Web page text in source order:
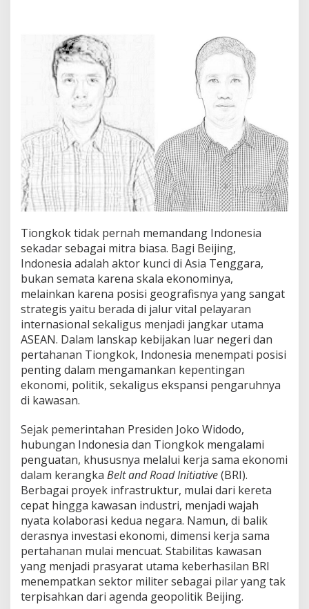
n
d
o
n
e
s
i
a
-
T
i
o
n
g
k
o
k
S
t
r
a
g
i
s
,
t
e
t
p
S
a
r
a
t
Tiongkok tidak pernah memandang Indonesia
sekadar sebagai mitra biasa. Bagi Beijing,
Indonesia adalah aktor kunci di Asia Tenggara,
bukan semata karena skala ekonominya,
melainkan karena posisi geografisnya yang sangat
strategis yaitu berada di jalur vital pelayaran
internasional sekaligus menjadi jangkar utama
ASEAN. Dalam lanskap kebijakan luar negeri dan
pertahanan Tiongkok, Indonesia menempati posisi
penting dalam mengamankan kepentingan
ekonomi, politik, sekaligus ekspansi pengaruhnya
di kawasan.
Sejak pemerintahan Presiden Joko Widodo,
hubungan Indonesia dan Tiongkok mengalami
penguatan, khususnya melalui kerja sama ekonomi
dalam kerangka Belt and Road Initiative(BRI).
Berbagai proyek infrastruktur, mulai dari kereta
cepat hingga kawasan industri, menjadi wajah
nyata kolaborasi kedua negara. Namun, di balik
derasnya investasi ekonomi, dimensi kerja sama
pertahanan mulai mencuat. Stabilitas kawasan
yang menjadi prasyarat utama keberhasilan BRI
menempatkan sektor militer sebagai pilar yang tak
terpisahkan dari agenda geopolitik Beijing.